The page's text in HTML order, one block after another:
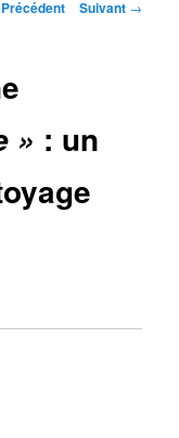
Précédent Suivant →
» : un